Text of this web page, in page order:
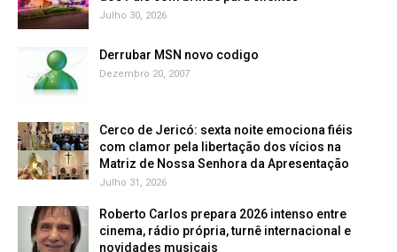
Julho 30, 2026
Derrubar MSN novo codigo
Dezembro 20, 2007
Cerco de Jericó: sexta noite emociona fiéis
com clamor pela libertação dos vícios na
Matriz de Nossa Senhora da Apresentação
Julho 31, 2026
Roberto Carlos prepara 2026 intenso entre
cinema, rádio própria, turnê internacional e
novidades musicais